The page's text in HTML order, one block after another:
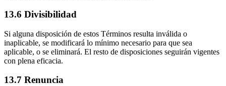
13.6 Divisibilidad
Si alguna disposición de estos Términos resulta inválida o
inaplicable, se modificará lo mínimo necesario para que sea
aplicable, o se eliminará. El resto de disposiciones seguirán vigentes
con plena eficacia.
13.7 Renuncia